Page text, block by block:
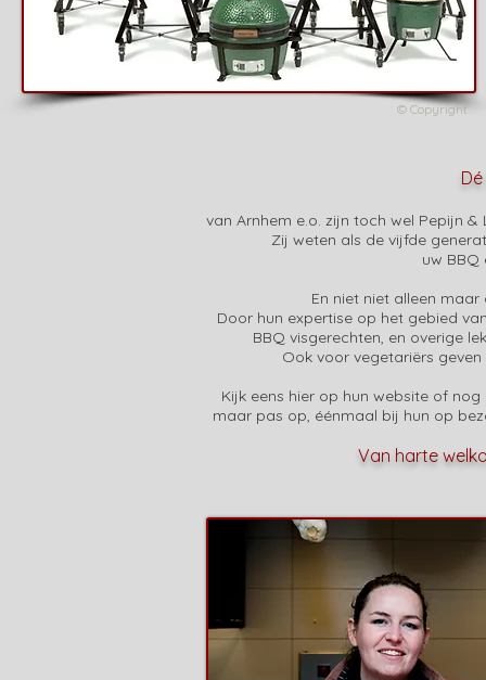
© Copyright
van Arnhem e.o. zijn toch wel Pepijn
Zij weten als de vijfde
uw BBQ
En niet niet alleen
Door hun expertise op het gebied
BBQ visgerechten, en overige
Ook voor vegetariërs
Kijk eens hierop hun website of nog
maar pas op, éénmaal bij hun op
Van harte